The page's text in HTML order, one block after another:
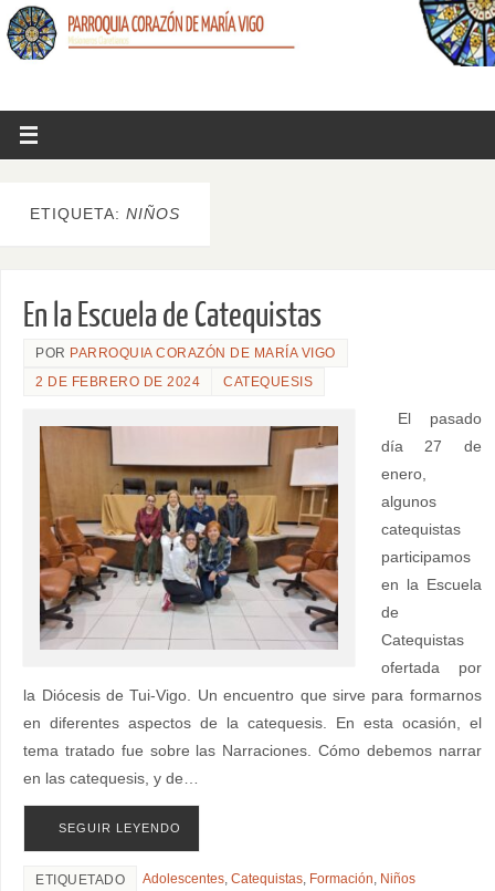
ETIQUETA: NIÑOS
En la Escuela de Catequistas
POR PARROQUIA CORAZÓN DE MARÍA VIGO
2 DE FEBRERO DE 2024
CATEQUESIS
El pasado
día 27 de
enero,
algunos
catequistas
participamos
en la Escuela
de
Catequistas
ofertada por
la Diócesis de Tui-Vigo. Un encuentro que sirve para formarnos
en diferentes aspectos de la catequesis. En esta ocasión, el
tema tratado fue sobre las Narraciones. Cómo debemos narrar
en las catequesis, y de…
SEGUIR LEYENDO
ETIQUETADO Adolescentes ,Catequistas Formación Niños